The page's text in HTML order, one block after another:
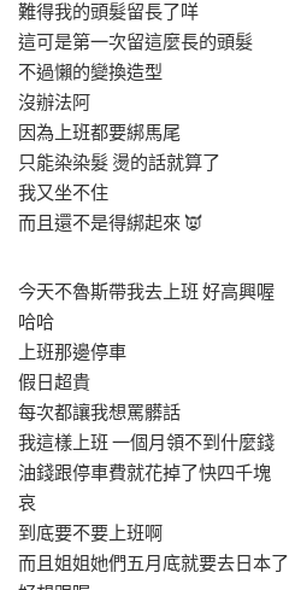
難得我的頭髮留長了咩
這可是第一次留這麼長的頭髮
不過懶的變換造型
沒辦法阿
因為上班都要綁馬尾
只能染染髮 燙的話就算了
我又坐不住
而且還不是得綁起來 👿
今天不魯斯帶我去上班 好高興喔
哈哈
上班那邊停車
假日超貴
每次都讓我想罵髒話
我這樣上班 一個月領不到什麼錢
油錢跟停車費就花掉了快四千塊
哀
到底要不要上班啊
而且姐姐她們五月底就要去日本了